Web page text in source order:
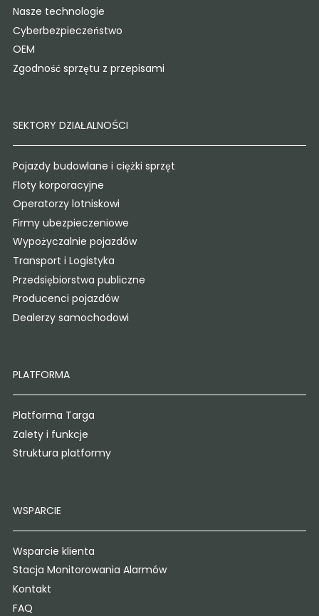
Nasze technologie
Cyberbezpieczeństwo
OEM
Zgodność sprzętu z przepisami
SEKTORY DZIAŁALNOŚCI
Pojazdy budowlane i ciężki sprzęt
Floty korporacyjne
Operatorzy lotniskowi
Firmy ubezpieczeniowe
Wypożyczalnie pojazdów
Transport i Logistyka
Przedsiębiorstwa publiczne
Producenci pojazdów
Dealerzy samochodowi
PLATFORMA
Platforma Targa
Zalety i funkcje
Struktura platformy
WSPARCIE
Wsparcie klienta
Stacja Monitorowania Alarmów
Kontakt
FAQ